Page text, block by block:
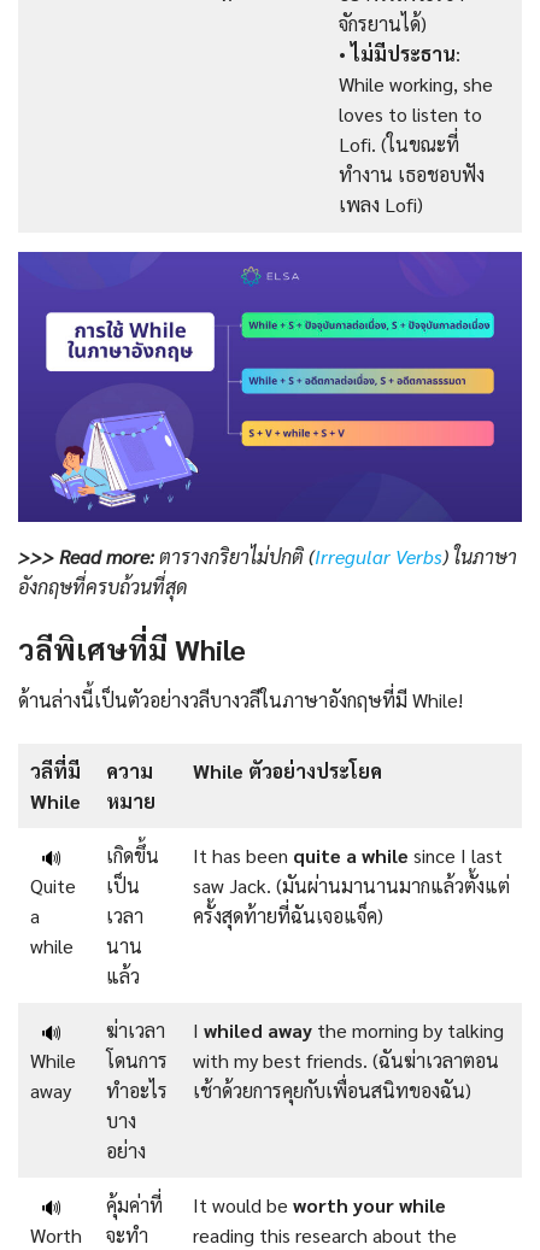
จักรยานได้)
•ไม่มีประธาน:
While working, she
loves to listen to
Lofi. (ในขณะที่
ทำงาน เธอชอบฟัง
เพลง Lofi)
>>> Read more:ตารางกริยาไม่ปกติ (Irregular Verbs) ในภาษา
อังกฤษที่ครบถ้วนที่สุด
วลีพิเศษที่มี While
ด้านล่างนี้เป็นตัวอย่างวลีบางวลีในภาษาอังกฤษที่มี While!
วลีที่มี
While
ความ
หมาย
While ตัวอย่างประโยค
🔊
Quite
a
while
เกิดขึ้น
เป็น
เวลา
นาน
แล้ว
It has been quite a while since I last
saw Jack. (มันผ่านมานานมากแล้วตั้งแต่
ครั้งสุดท้ายที่ฉันเจอแจ็ค)
🔊
While
away
ฆ่าเวลา
โดนการ
ทำอะไร
บาง
อย่าง
I whiled away the morning by talking
with my best friends. (ฉันฆ่าเวลาตอน
เช้าด้วยการคุยกับเพื่อนสนิทของฉัน)
🔊
Worth
คุ้มค่าที่
จะทำ
It would be worth your while
reading this research about the